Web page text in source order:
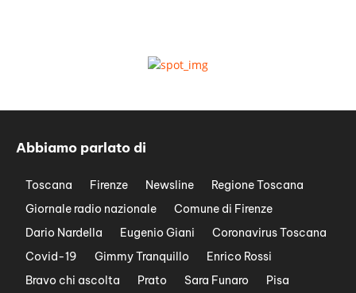
Abbiamo parlato di
Toscana Firenze Newsline
Regione Toscana
Giornale radio nazionale
Comune di Firenze
Dario Nardella
Eugenio Giani
Coronavirus Toscana
Covid-19
Gimmy Tranquillo
Enrico Rossi
Bravo chi ascolta
Prato Sara Funaro
Pisa